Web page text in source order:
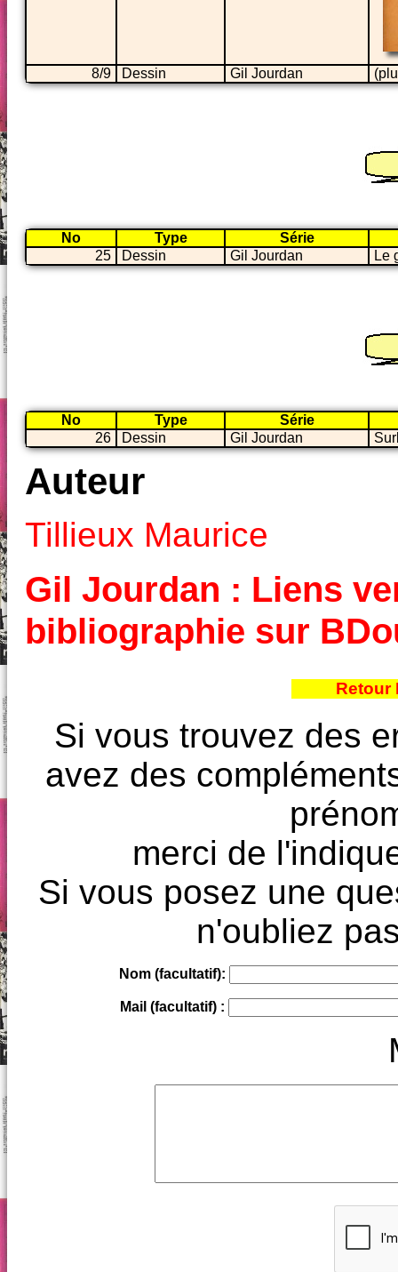
8/9 Dessin Gil Jourdan
No Type
Série
25
Dessin Gil Jourdan Le
No Type
Série
26
Dessin Gil Jourdan
Auteur
Tillieux Maurice
Gil Jourdan : Liens
bibliographie sur
Retour
Si vous trouvez des
avez des
merci de
Si vous posez une
n'oubliez
Nom (facultatif):
Mail (facultatif) :